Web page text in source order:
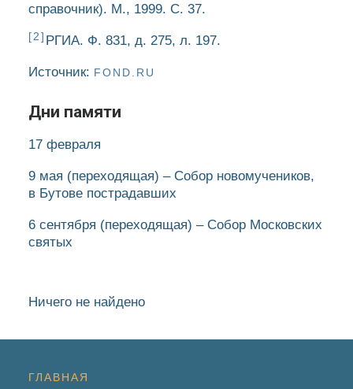
справочник). М., 1999. С. 37.
[2] РГИА. Ф. 831, д. 275, л. 197.
Источник: FOND.RU
Дни памяти
17 февраля
9 мая (переходящая) – Собор новомучеников,
в Бутове пострадавших
6 сентября (переходящая) – Собор Московских
святых
Ничего не найдено
ГЛАВНАЯ